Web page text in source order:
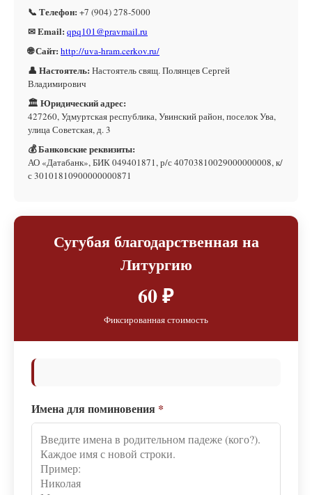
📞 Телефон: +7 (904) 278-5000
✉ Email: qpq101@pravmail.ru
🌐 Сайт: http://uva-hram.cerkov.ru/
👤 Настоятель: Настоятель свящ. Полянцев Сергей
Владимирович
🏛 Юридический адрес:
427260, Удмуртская республика, Увинский район, поселок Ува,
улица Советская, д. 3
💰 Банковские реквизиты:
АО «Датабанк», БИК 049401871, р/с 40703810029000000008, к/
с 30101810900000000871
Сугубая благодарственная на
Литургию
60 ₽
Фиксированная стоимость
Имена для поминовения *